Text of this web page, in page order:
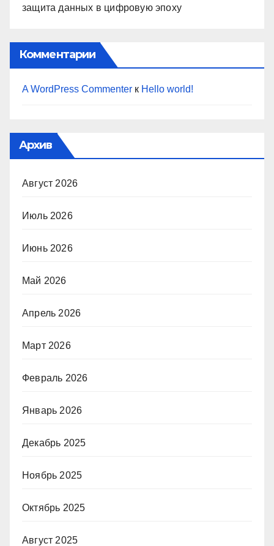
защита данных в цифровую эпоху
Комментарии
A WordPress Commenter к Hello world!
Архив
Август 2026
Июль 2026
Июнь 2026
Май 2026
Апрель 2026
Март 2026
Февраль 2026
Январь 2026
Декабрь 2025
Ноябрь 2025
Октябрь 2025
Август 2025